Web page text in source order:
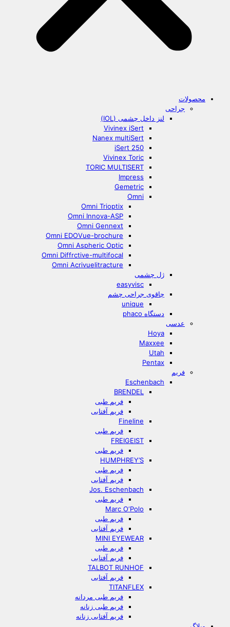
محصولات
جراحی
لنز داخل چشمی (IOL)
Vivinex iSert
Nanex multiSert
iSert 250
Vivinex Toric
TORIC MULTISERT
Impress
Gemetric
Omni
Omni Trioptix
Omni Innova-ASP
Omni Gennext
Omni EDOVue-brochure
Omni Aspheric Optic
Omni Diffrctive-multifocal
Omni Acrivuelitracture
ژل چشمی
easyvisc
چاقوی جراحی چشم
unique
دستگاه phaco
عدسی
Hoya
Maxxee
Utah
Pentax
فریم
Eschenbach
BRENDEL
فریم طبی
فریم آفتابی
Fineline
فریم طبی
FREIGEIST
فریم طبی
HUMPHREY’S
فریم طبی
فریم آفتابی
Jos. Eschenbach
فریم طبی
Marc O‘Polo
فریم طبی
فریم آفتابی
MINI EYEWEAR
فریم طبی
فریم آفتابی
TALBOT RUNHOF
فریم آفتابی
TITANFLEX
فریم طبی مردانه
فریم طبی زنانه
فریم آفتابی زنانه